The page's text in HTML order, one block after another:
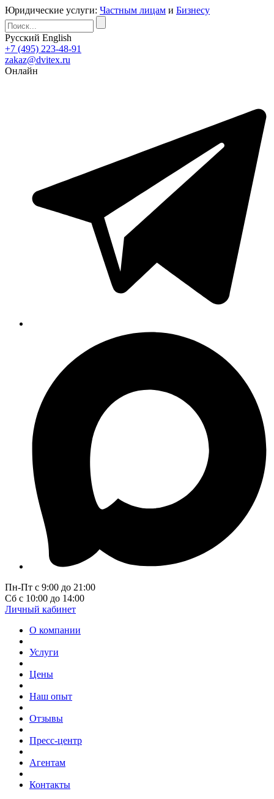
Юридические услуги: Частным лицам и Бизнесу
Русский English
+7 (495) 223-48-91
zakaz@dvitex.ru
Онлайн
Пн-Пт с 9:00 до 21:00
Сб с 10:00 до 14:00
Личный кабинет
О компании
Услуги
Цены
Наш опыт
Отзывы
Пресс-центр
Агентам
Контакты